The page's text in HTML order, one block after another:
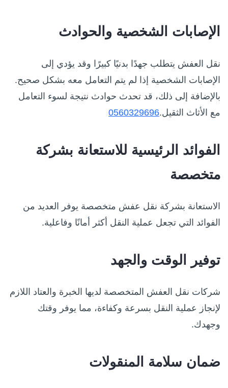
الإصابات الشخصية والحوادث
نقل العفش يتطلب جهدًا بدنيًا كبيرًا وقد يؤدي إلى
الإصابات الشخصية إذا لم يتم التعامل معه بشكل صحيح.
بالإضافة إلى ذلك، قد تحدث حوادث نتيجة لسوء التعامل
مع الأثاث الثقيل.0560329696
الفوائد الرئيسية للاستعانة بشركة
متخصصة
الاستعانة بشركة نقل عفش متخصصة يوفر العديد من
الفوائد التي تجعل عملية النقل أكثر أمانًا وفاعلية.
توفير الوقت والجهد
شركات نقل العفش المتخصصة لديها الخبرة والعتاد اللازم
لإنجاز عملية النقل بسرعة وكفاءة، مما يوفر وقتك
وجهدك.
ضمان سلامة المنقولات